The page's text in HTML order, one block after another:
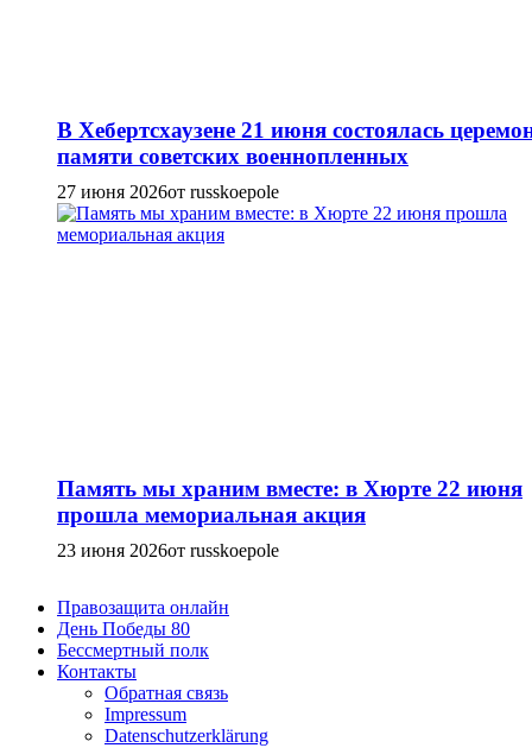
В Хебертсхаузене 21 июня состоялась
памяти советских военнопленных
27 июня 2026от russkoepole
Память мы храним вместе: в Хюрте 22 июня
прошла мемориальная акция
23 июня 2026от russkoepole
Правозащита онлайн
День Победы 80
Бессмертный полк
Контакты
Обратная связь
Impressum
Datenschutzerklärung